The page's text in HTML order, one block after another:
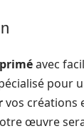
avec
pour
vos créations
œuvre